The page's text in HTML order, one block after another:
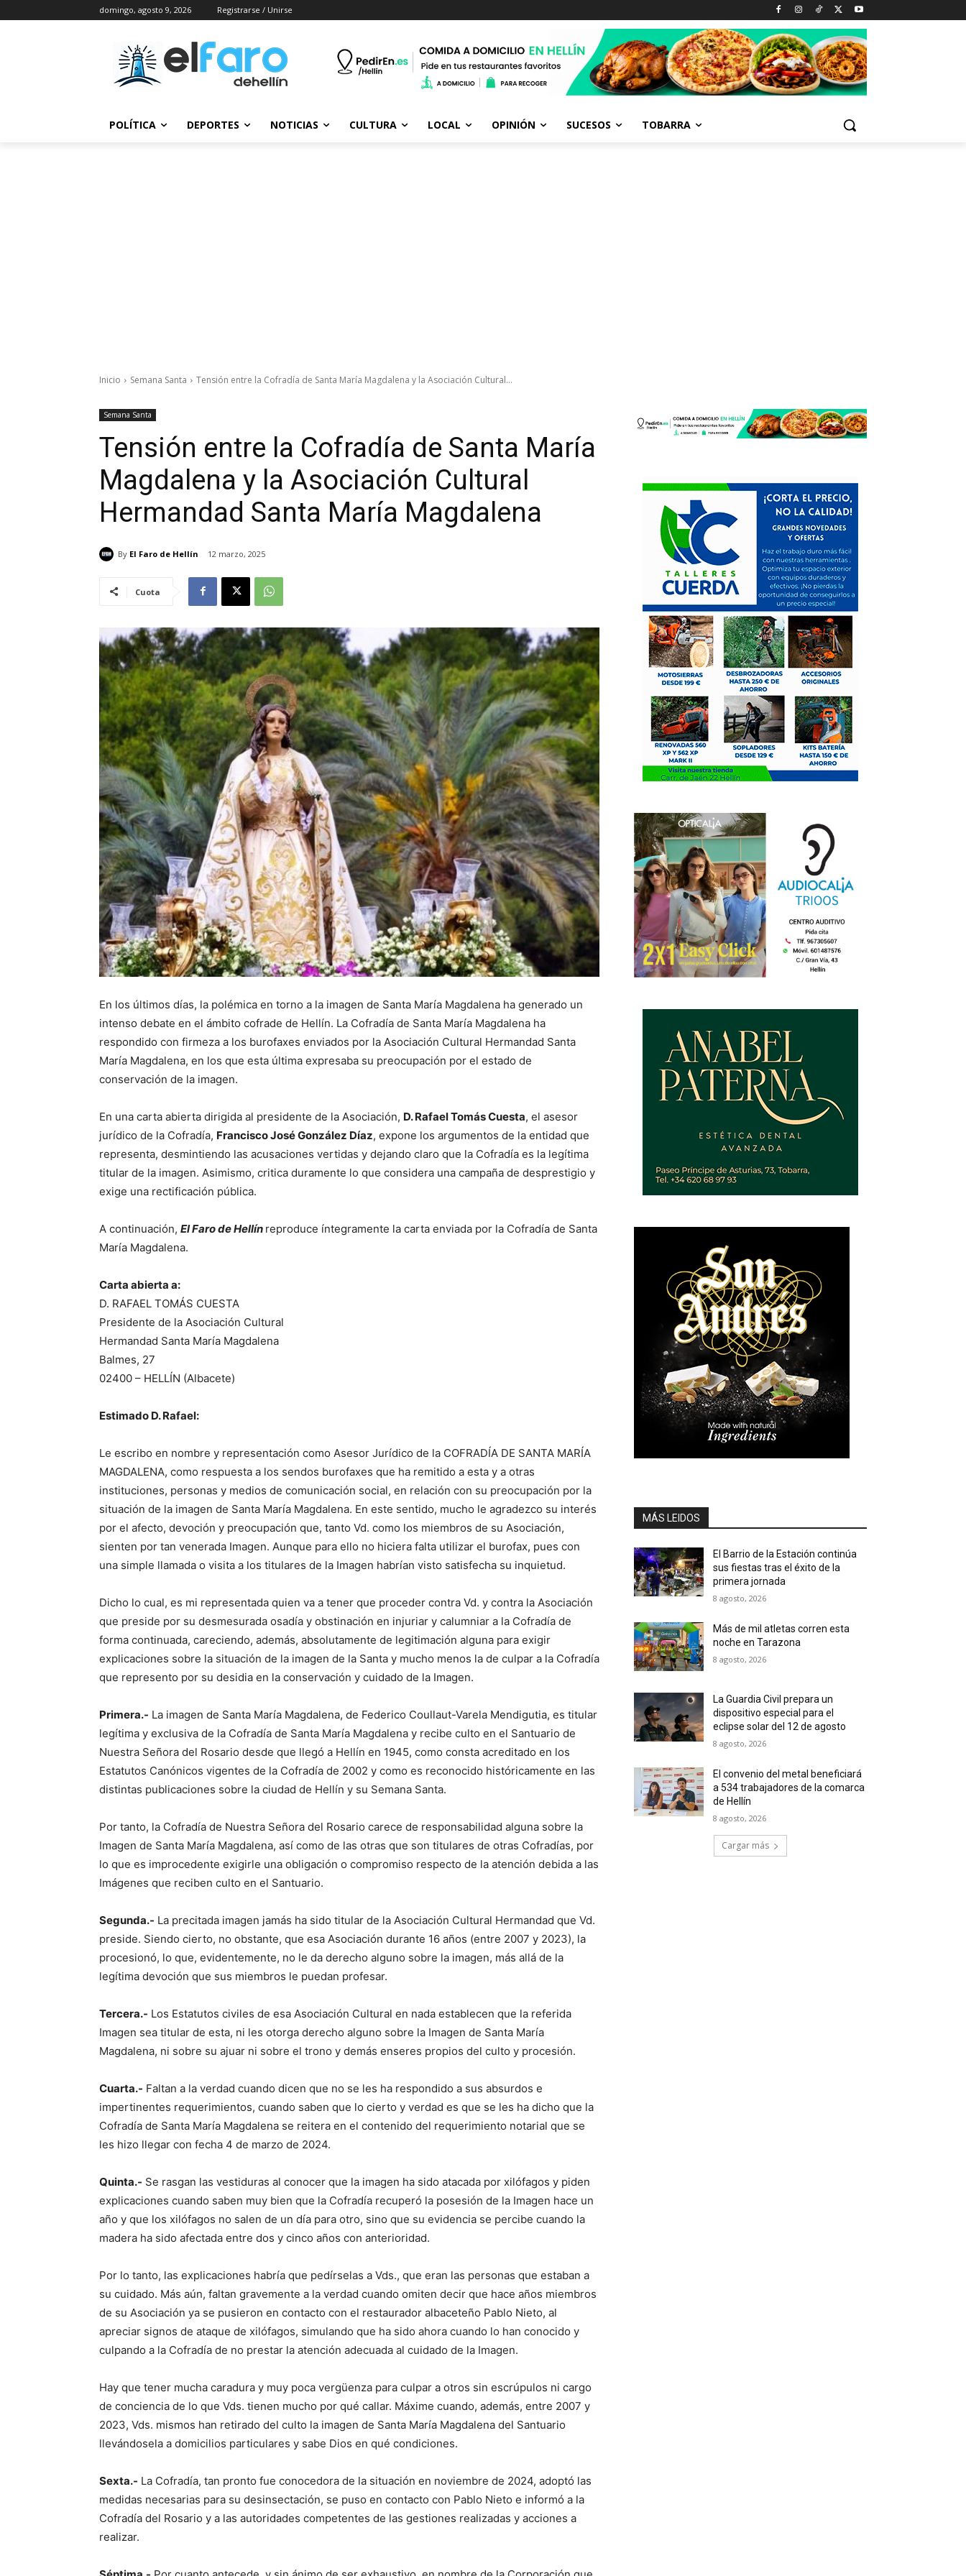
domingo, agosto 9, 2026 Registrarse / Unirse
POLÍTICA DEPORTES NOTICIAS CULTURA LOCAL OPINIÓN SUCESOS TOBARRA
Inicio Semana Santa Tensión entre la Cofradía de Santa María Magdalena y la Asociación Cultural...
Semana Santa
Tensión entre la Cofradía de Santa María
Magdalena y la Asociación Cultural
Hermandad Santa María Magdalena
By El Faro de Hellín 12 marzo, 2025
Cuota
En los últimos días, la polémica en torno a la imagen de Santa María Magdalena ha generado un
intenso debate en el ámbito cofrade de Hellín. La Cofradía de Santa María Magdalena ha
respondido con firmeza a los burofaxes enviados por la Asociación Cultural Hermandad Santa
María Magdalena, en los que esta última expresaba su preocupación por el estado de
conservación de la imagen.
En una carta abierta dirigida al presidente de la Asociación, D. Rafael Tomás Cuesta, el asesor
jurídico de la Cofradía, Francisco José González Díaz, expone los argumentos de la entidad que
representa, desmintiendo las acusaciones vertidas y dejando claro que la Cofradía es la legítima
titular de la imagen. Asimismo, critica duramente lo que considera una campaña de desprestigio y
exige una rectificación pública.
A continuación, El Faro de Hellín reproduce íntegramente la carta enviada por la Cofradía de Santa
María Magdalena.
Carta abierta a:
D. RAFAEL TOMÁS CUESTA
Presidente de la Asociación Cultural
Hermandad Santa María Magdalena
Balmes, 27
02400 – HELLÍN (Albacete)
Estimado D. Rafael:
Le escribo en nombre y representación como Asesor Jurídico de la COFRADÍA DE SANTA MARÍA
MAGDALENA, como respuesta a los sendos burofaxes que ha remitido a esta y a otras
instituciones, personas y medios de comunicación social, en relación con su preocupación por la
situación de la imagen de Santa María Magdalena. En este sentido, mucho le agradezco su interés
por el afecto, devoción y preocupación que, tanto Vd. como los miembros de su Asociación,
sienten por tan venerada Imagen. Aunque para ello no hiciera falta utilizar el burofax, pues con
una simple llamada o visita a los titulares de la Imagen habrían visto satisfecha su inquietud.
Dicho lo cual, es mi representada quien va a tener que proceder contra Vd. y contra la Asociación
que preside por su desmesurada osadía y obstinación en injuriar y calumniar a la Cofradía de
forma continuada, careciendo, además, absolutamente de legitimación alguna para exigir
explicaciones sobre la situación de la imagen de la Santa y mucho menos la de culpar a la Cofradía
que represento por su desidia en la conservación y cuidado de la Imagen.
Primera.- La imagen de Santa María Magdalena, de Federico Coullaut-Varela Mendigutia, es titular
legítima y exclusiva de la Cofradía de Santa María Magdalena y recibe culto en el Santuario de
Nuestra Señora del Rosario desde que llegó a Hellín en 1945, como consta acreditado en los
Estatutos Canónicos vigentes de la Cofradía de 2002 y como es reconocido históricamente en las
distintas publicaciones sobre la ciudad de Hellín y su Semana Santa.
Por tanto, la Cofradía de Nuestra Señora del Rosario carece de responsabilidad alguna sobre la
Imagen de Santa María Magdalena, así como de las otras que son titulares de otras Cofradías, por
lo que es improcedente exigirle una obligación o compromiso respecto de la atención debida a las
Imágenes que reciben culto en el Santuario.
Segunda.- La precitada imagen jamás ha sido titular de la Asociación Cultural Hermandad que Vd.
preside. Siendo cierto, no obstante, que esa Asociación durante 16 años (entre 2007 y 2023), la
procesionó, lo que, evidentemente, no le da derecho alguno sobre la imagen, más allá de la
legítima devoción que sus miembros le puedan profesar.
Tercera.- Los Estatutos civiles de esa Asociación Cultural en nada establecen que la referida
Imagen sea titular de esta, ni les otorga derecho alguno sobre la Imagen de Santa María
Magdalena, ni sobre su ajuar ni sobre el trono y demás enseres propios del culto y procesión.
Cuarta.- Faltan a la verdad cuando dicen que no se les ha respondido a sus absurdos e
impertinentes requerimientos, cuando saben que lo cierto y verdad es que se les ha dicho que la
Cofradía de Santa María Magdalena se reitera en el contenido del requerimiento notarial que se
les hizo llegar con fecha 4 de marzo de 2024.
Quinta.- Se rasgan las vestiduras al conocer que la imagen ha sido atacada por xilófagos y piden
explicaciones cuando saben muy bien que la Cofradía recuperó la posesión de la Imagen hace un
año y que los xilófagos no salen de un día para otro, sino que su evidencia se percibe cuando la
madera ha sido afectada entre dos y cinco años con anterioridad.
Por lo tanto, las explicaciones habría que pedírselas a Vds., que eran las personas que estaban a
su cuidado. Más aún, faltan gravemente a la verdad cuando omiten decir que hace años miembros
de su Asociación ya se pusieron en contacto con el restaurador albaceteño Pablo Nieto, al
apreciar signos de ataque de xilófagos, simulando que ha sido ahora cuando lo han conocido y
culpando a la Cofradía de no prestar la atención adecuada al cuidado de la Imagen.
Hay que tener mucha caradura y muy poca vergüenza para culpar a otros sin escrúpulos ni cargo
de conciencia de lo que Vds. tienen mucho por qué callar. Máxime cuando, además, entre 2007 y
2023, Vds. mismos han retirado del culto la imagen de Santa María Magdalena del Santuario
llevándosela a domicilios particulares y sabe Dios en qué condiciones.
Sexta.- La Cofradía, tan pronto fue conocedora de la situación en noviembre de 2024, adoptó las
medidas necesarias para su desinsectación, se puso en contacto con Pablo Nieto e informó a la
Cofradía del Rosario y a las autoridades competentes de las gestiones realizadas y acciones a
realizar.
MÁS LEIDOS
El Barrio de la Estación continúa
sus fiestas tras el éxito de la
primera jornada
8 agosto, 2026
Más de mil atletas corren esta
noche en Tarazona
8 agosto, 2026
La Guardia Civil prepara un
dispositivo especial para el
eclipse solar del 12 de agosto
8 agosto, 2026
El convenio del metal beneficiará
a 534 trabajadores de la comarca
de Hellín
8 agosto, 2026
Cargar más